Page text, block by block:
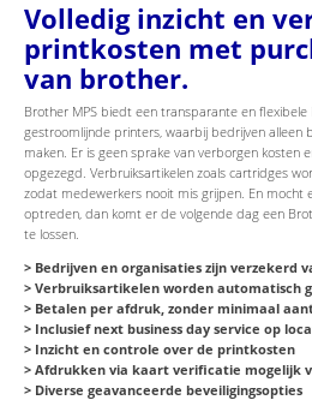
Volledig inzicht en
printkosten met
van brother.
Brother MPS biedt een transparante en flexibele
gestroomlijnde printers, waarbij bedrijven alleen
maken. Er is geen sprake van verborgen
opgezegd. Verbruiksartikelen zoals cartridges
zodat medewerkers nooit mis grijpen. En mocht
optreden, dan komt er de volgende dag een
te lossen.
> Bedrijven en organisaties zijn verzekerd
> Verbruiksartikelen worden automatisch
> Betalen per afdruk, zonder minimaal
> Inclusief next business day service op
> Inzicht en controle over de printkosten
> Afdrukken via kaart verificatie mogelijk
> Diverse geavanceerde beveiligingsopties